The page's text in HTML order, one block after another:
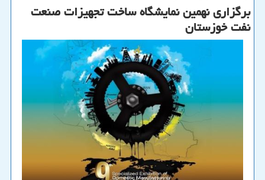
برگزاری نهمین نمایشگاه ساخت تجهیزات صنعت
نفت خوزستان